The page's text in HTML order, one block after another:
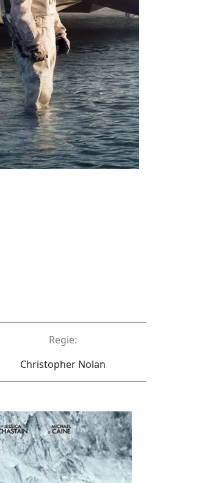
Regie:
Christopher Nolan